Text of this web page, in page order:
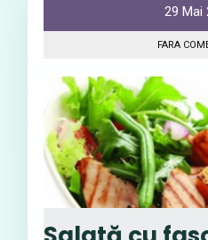
29 Mai
FARA